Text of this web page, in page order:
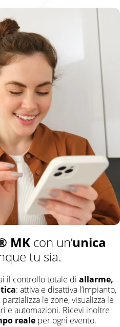
MK con un’unica
tu sia.
il controllo totale di allarme,
: attiva e disattiva l’impianto,
le zone, visualizza le
e automazioni. Ricevi inoltre
realeper ogni evento.